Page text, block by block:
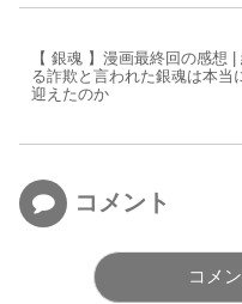
【 銀魂 】漫画最終回の感想
る詐欺と言われた銀魂は本当
迎えたのか
コメント
コメ